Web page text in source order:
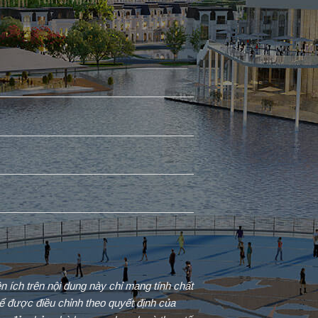
ích trên nội dung này chỉ mang tính chất
được điều chỉnh theo quyết định của